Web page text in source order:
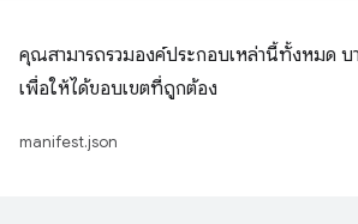
คุณสามารถรวมองค์ประกอบเหล่านี้ทั้งหมด
เพื่อให้ได้ขอบเขตที่ถูกต้อง
manifest.json